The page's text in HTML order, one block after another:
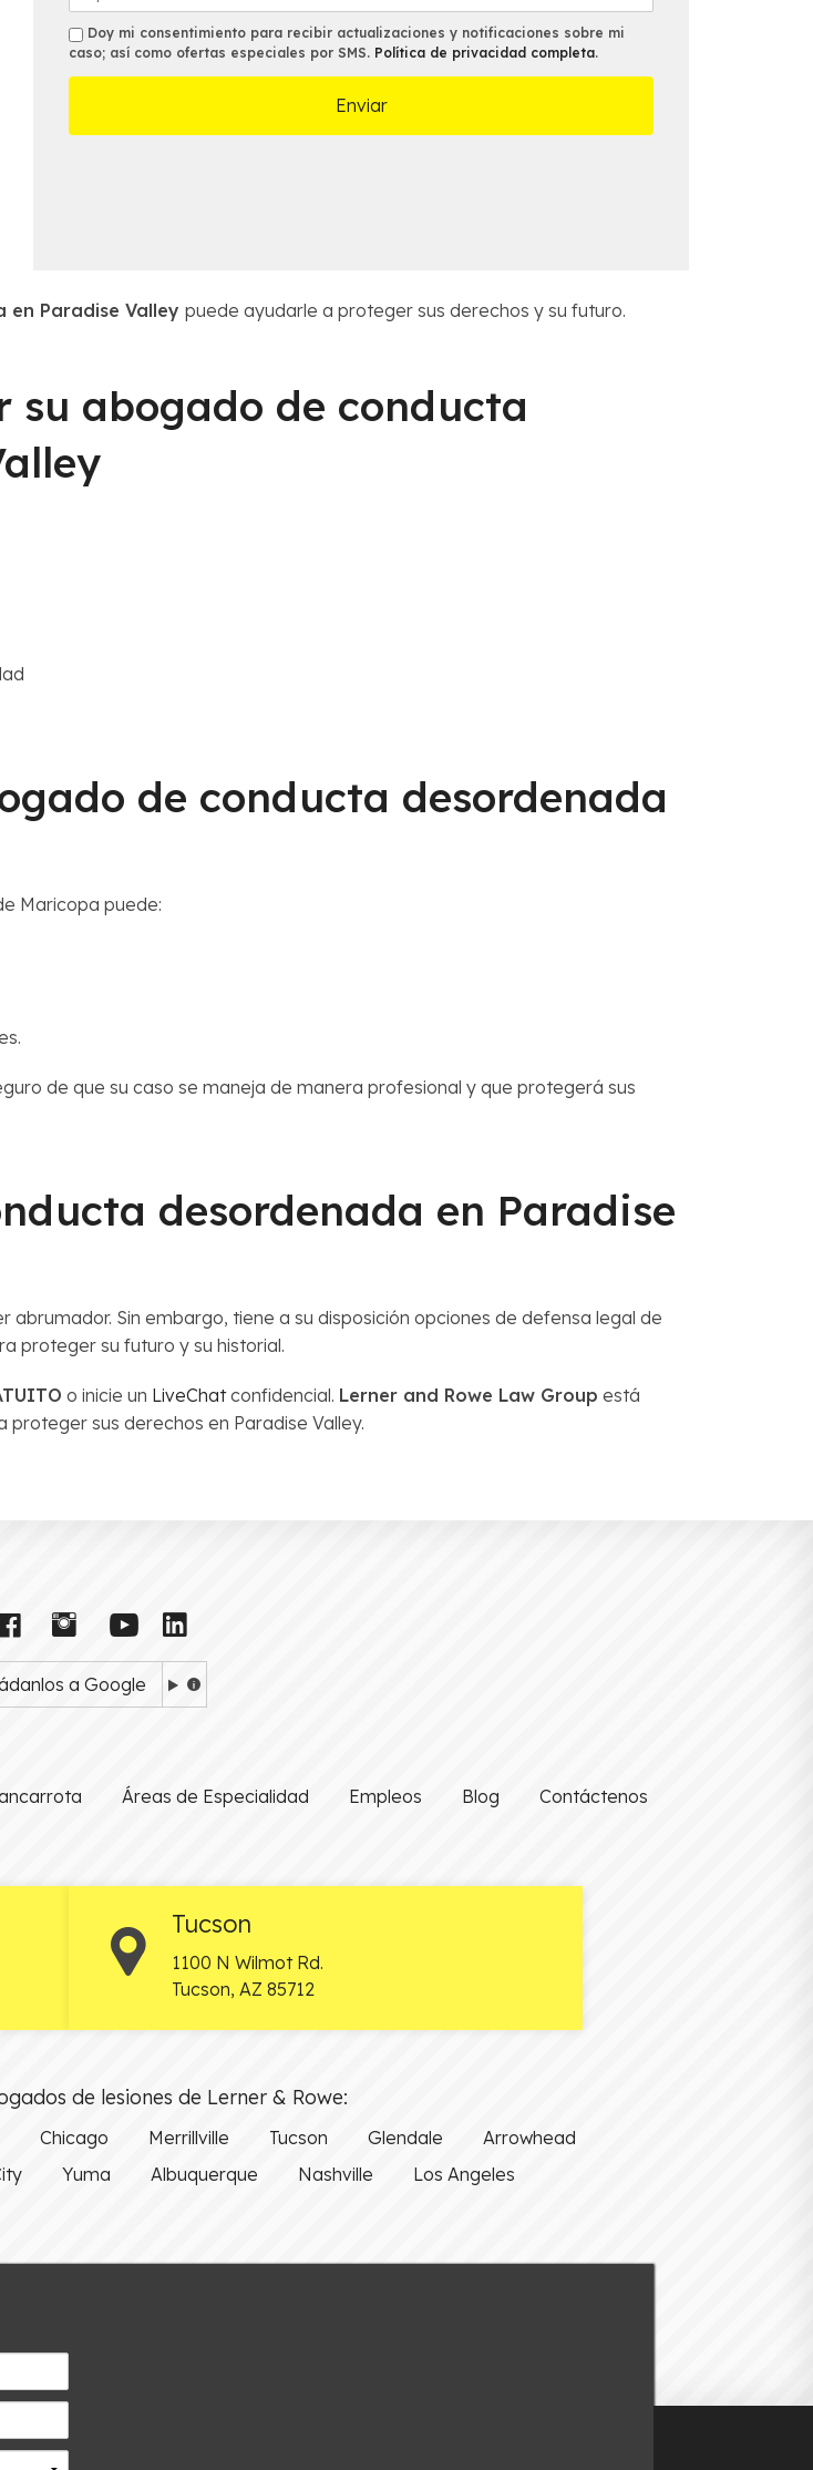
n
o
*
i
c
i
a
e
t
a
l
o
s
m
s
Doy mi consentimiento para recibir actualizaciones y notificaciones sobre mi
caso; así como ofertas especiales por SMS. Política de privacidad completa.
Paradise Valley puede ayudarle a proteger sus derechos y su futuro.
su abogado de conducta
de conducta desordenada
Maricopa puede:
de que su caso se maneja de manera profesional y que protegerá sus
desordenada en Paradise
Sin embargo, tiene a su disposición opciones de defensa legal de
proteger su futuro y su historial.
o inicie un LiveChatconfidencial. Lerner and Rowe Law Group está
proteger sus derechos en Paradise Valley.
a Google
Áreas de Especialidad Empleos Blog Contáctenos
Tucson
1100 N Wilmot Rd.
Tucson, AZ 85712
de lesiones de Lerner & Rowe:
Chicago Merrillville Tucson Glendale
Arrowhead
Yuma Albuquerque Nashville Los Angeles